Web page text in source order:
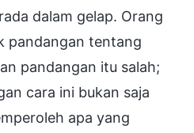
dalam gelap. Orang
pandangan tentang
pandangan itu salah;
cara ini bukan saja
apa yang